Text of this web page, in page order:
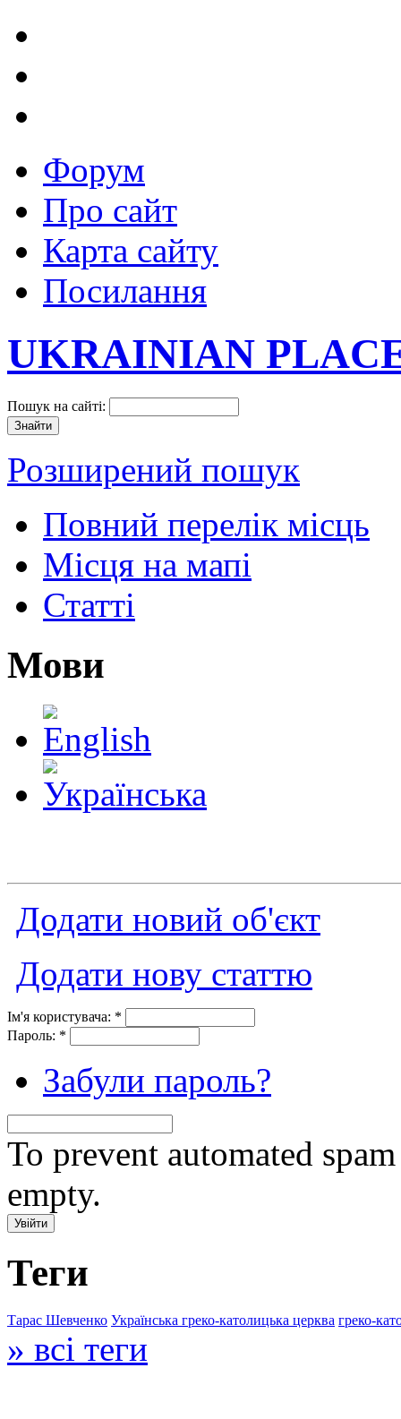
Форум
Про сайт
Карта сайту
Посилання
UKRAINIAN
Пошук на сайті:
Розширений пошук
Повний перелік місць
Місця на мапі
Статті
Мови
Додати новий об'єкт
Додати нову статтю
Ім'я користувача: *
Пароль: *
Забули пароль?
To prevent automated
empty.
Теги
Тарас Шевченко Українська греко-католицька церква греко-
» всі теги